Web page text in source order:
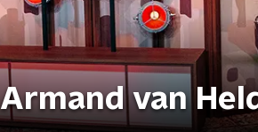
van